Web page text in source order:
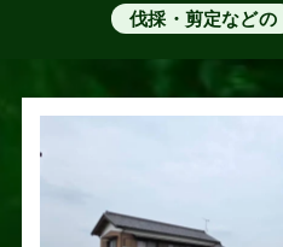
伐採・剪定などの